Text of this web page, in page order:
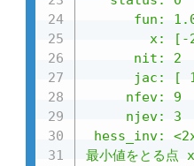
fun:
x: [-
      nit: 2
jac: [
     nfev: 9
     njev: 3
hess_inv:
最小値をとる